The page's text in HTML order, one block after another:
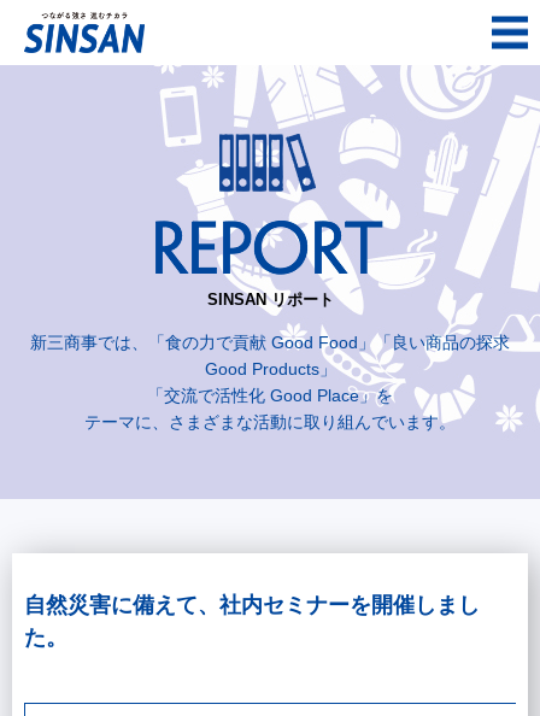
SINSAN リポート
新三商事では、「食の力で貢献 Good Food」「良い商品の探求
Good Products」
「交流で活性化 Good Place」を
テーマに、さまざまな活動に取り組んでいます。
自然災害に備えて、社内セミナーを開催しまし
た。